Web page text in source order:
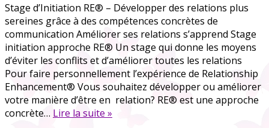
Stage d’Initiation RE® – Développer des relations plus
sereines grâce à des compétences concrètes de
communication Améliorer ses relations s’apprend Stage
initiation approche RE® Un stage qui donne les moyens
d’éviter les conflits et d’améliorer toutes les relations
Pour faire personnellement l’expérience de Relationship
Enhancement® Vous souhaitez développer ou améliorer
votre manière d’être en relation? RE® est une approche
concrète… Lire la suite »